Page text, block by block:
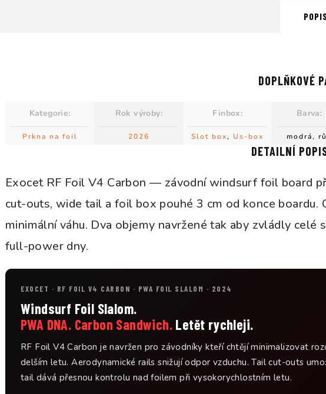
DETAILNÍ
Exocet RF Foil V4 Carbon — závodní windsurf foil board
cut-outs, wide tail a foil box pouhé 3 cm od konce
minimální váhu. Dva objemy navržené tak aby zvládly
full-power dny.
EXOCET · RF FOIL V4 CARBON · PWA FOIL SLALOM · 2024
Windsurf Foil Slalom.
PWA DNA. Carbon Sandwich. Letět rychleji.
RF Foil V4 Carbon je navržen pro závodníky kteří chtějí minimalizovat
delším letu. Aerodynamické rails snižují odpor vzduchu. Tail cut-outs
tail dává přesnou kontrolu nad foilem při vysokorychlostním letu.
DOPLŇKOVÉ
Kategorie:
Prkna na foil
Rok výroby:
2026
Finbox:
Slot box, Us-box
Barva:
modrá,